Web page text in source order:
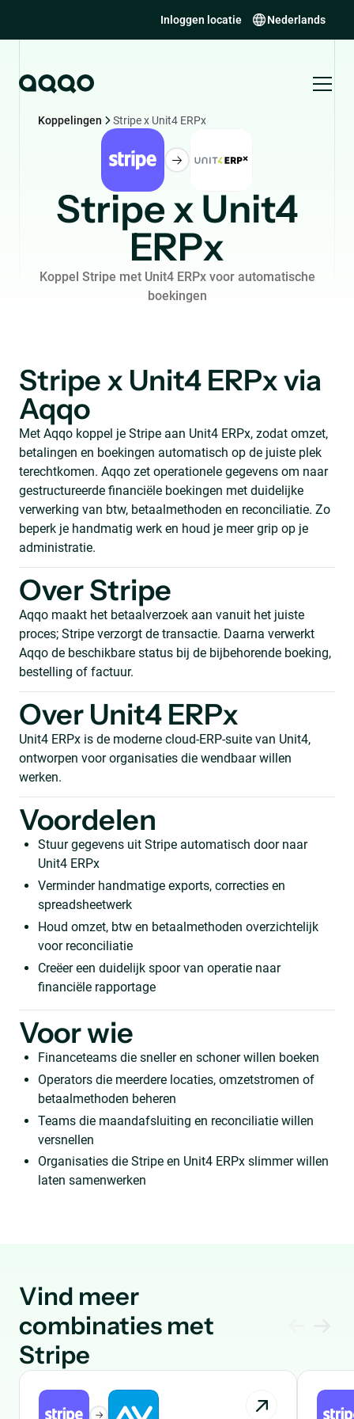
Inloggen locatie Nederlands
Koppelingen Stripe x Unit4 ERPx
Stripe x Unit4
ERPx
Koppel Stripe met Unit4 ERPx voor automatische
boekingen
Stripe x Unit4 ERPx via
Aqqo
Met Aqqo koppel je Stripe aan Unit4 ERPx, zodat omzet,
betalingen en boekingen automatisch op de juiste plek
terechtkomen. Aqqo zet operationele gegevens om naar
gestructureerde financiële boekingen met duidelijke
verwerking van btw, betaalmethoden en reconciliatie. Zo
beperk je handmatig werk en houd je meer grip op je
administratie.
Over Stripe
Aqqo maakt het betaalverzoek aan vanuit het juiste
proces; Stripe verzorgt de transactie. Daarna verwerkt
Aqqo de beschikbare status bij de bijbehorende boeking,
bestelling of factuur.
Over Unit4 ERPx
Unit4 ERPx is de moderne cloud-ERP-suite van Unit4,
ontworpen voor organisaties die wendbaar willen
werken.
Voordelen
Stuur gegevens uit Stripe automatisch door naar
Unit4 ERPx
Verminder handmatige exports, correcties en
spreadsheetwerk
Houd omzet, btw en betaalmethoden overzichtelijk
voor reconciliatie
Creëer een duidelijk spoor van operatie naar
financiële rapportage
Voor wie
Financeteams die sneller en schoner willen boeken
Operators die meerdere locaties, omzetstromen of
betaalmethoden beheren
Teams die maandafsluiting en reconciliatie willen
versnellen
Organisaties die Stripe en Unit4 ERPx slimmer willen
laten samenwerken
Vind meer
combinaties met
Stripe